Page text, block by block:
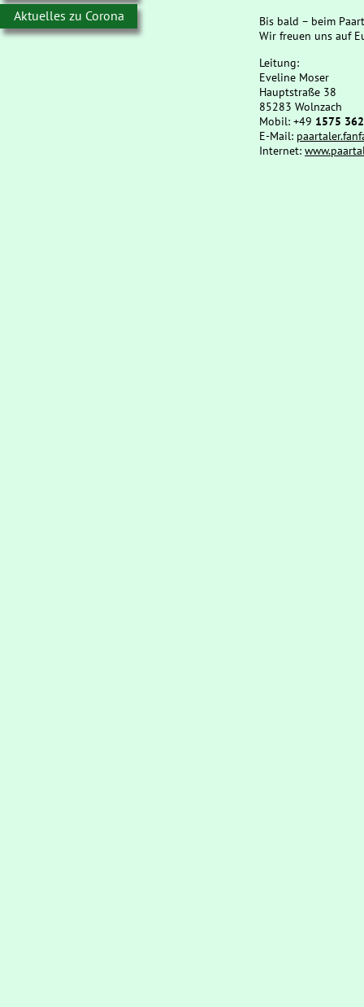
Aktuelles zu Corona
Bis bald – beim
Wir freuen uns auf
Leitung:
Eveline Moser
Hauptstraße 38
85283 Wolnzach
Mobil: +49 1575
E-Mail:
Internet: